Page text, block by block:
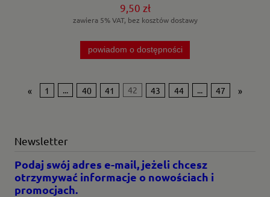
9,50 zł
zawiera 5% VAT, bez kosztów dostawy
powiadom o dostępności
« 1 ... 40 41 42 43 44 ... 47 »
Newsletter
Podaj swój adres e-mail, jeżeli chcesz
otrzymywać informacje o nowościach i
promocjach.